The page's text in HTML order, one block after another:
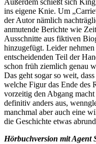
Außerdem schießt sich
ins eigene Knie. Um
der Autor nämlich
anmutende Berichte wie
Ausschnitte aus fiktiven
hinzugefügt. Leider
entscheidenden Teil der
schon früh ziemlich genau
Das geht sogar so weit,
welche Figur das Ende des
vorzeitig den Abgang
definitiv anders aus,
manchmal aber auch eine
die Geschichte etwas
Hörbuchversion mit Agent